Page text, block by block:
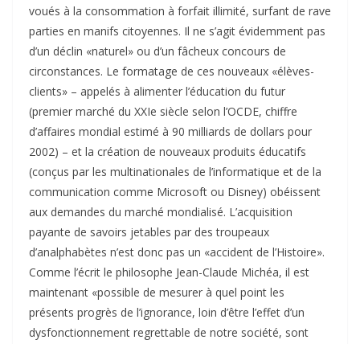
voués à la consommation à forfait illimité, surfant de rave
parties en manifs citoyennes. Il ne s’agit évidemment pas
d’un déclin «naturel» ou d’un fâcheux concours de
circonstances. Le formatage de ces nouveaux «élèves-
clients» – appelés à alimenter l’éducation du futur
(premier marché du XXIe siècle selon l’OCDE, chiffre
d’affaires mondial estimé à 90 milliards de dollars pour
2002) – et la création de nouveaux produits éducatifs
(conçus par les multinationales de l’informatique et de la
communication comme Microsoft ou Disney) obéissent
aux demandes du marché mondialisé. L’acquisition
payante de savoirs jetables par des troupeaux
d’analphabètes n’est donc pas un «accident de l’Histoire».
Comme l’écrit le philosophe Jean-Claude Michéa, il est
maintenant «possible de mesurer à quel point les
présents progrès de l’ignorance, loin d’être l’effet d’un
dysfonctionnement regrettable de notre société, sont